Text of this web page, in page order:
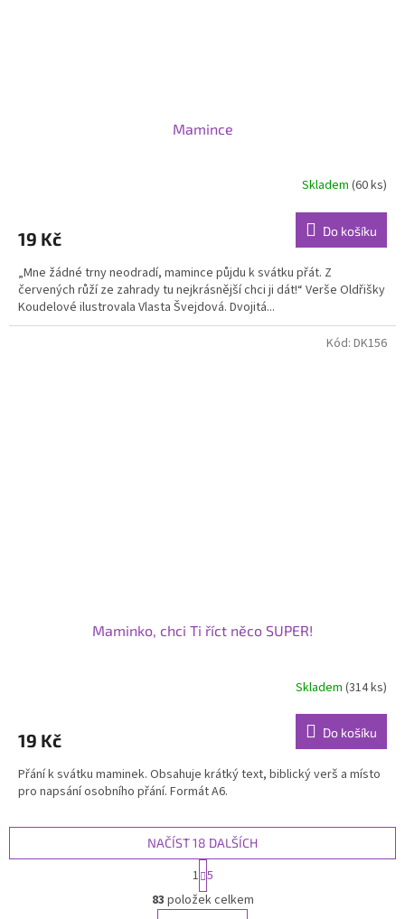
Mamince
Skladem (60 ks)
19 Kč Do košíku
„Mne žádné trny neodradí, mamince půjdu k svátku přát. Z
červených růží ze zahrady tu nejkrásnější chci ji dát!“ Verše Oldřišky
Koudelové ilustrovala Vlasta Švejdová. Dvojitá...
Maminko, chci Ti říct něco SUPER!
Skladem (314 ks)
19 Kč Do košíku
Přání k svátku maminek. Obsahuje krátký text, biblický verš a místo
pro napsání osobního přání. Formát A6.
Kód: DK156
O
v
NAČÍST 18 DALŠÍCH
t
r
á
1 5
83 položek celkem